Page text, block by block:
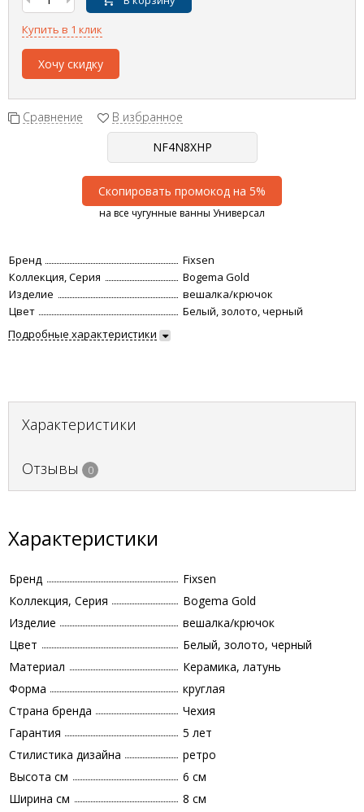
Купить в 1 клик
Хочу скидку
Сравнение В избранное
Скопировать промокод на 5%
на все чугунные ванны Универсал
Бренд
Fixsen
Коллекция, Серия
Bogema Gold
Изделие
вешалка/крючок
Цвет
Белый, золото, черный
Подробные характеристики
Характеристики
Отзывы 0
Характеристики
Бренд
Fixsen
Коллекция, Серия
Bogema Gold
Изделие
вешалка/крючок
Цвет
Белый, золото, черный
Материал
Керамика, латунь
Форма
круглая
Страна бренда
Чехия
Гарантия
5 лет
Стилистика дизайна
ретро
Высота см
6 см
Ширина см
8 см